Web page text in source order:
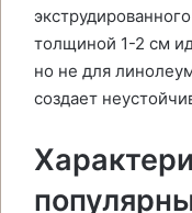
толщиной 1-2 см
но не для
создает